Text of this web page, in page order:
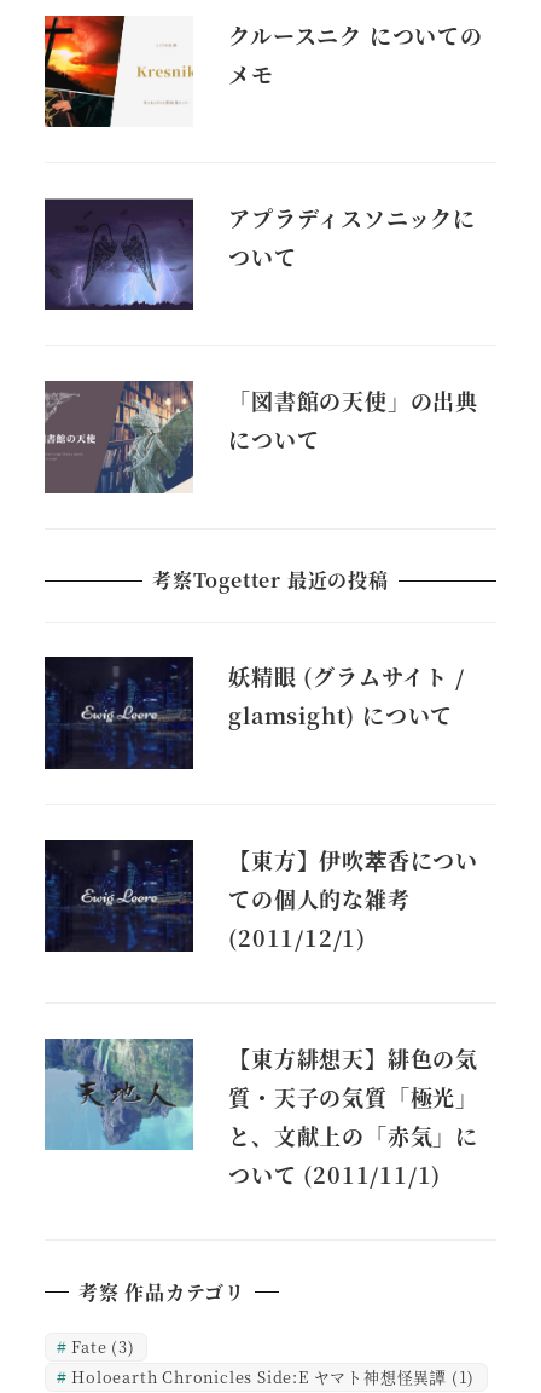
クルースニク についての
メモ
アプラディスソニックに
ついて
「図書館の天使」の出典
について
考察Togetter 最近の投稿
妖精眼 (グラムサイト /
glamsight) について
【東方】伊吹萃香につい
ての個人的な雑考
(2011/12/1)
【東方緋想天】緋色の気
質・天子の気質「極光」
と、文献上の「赤気」に
ついて (2011/11/1)
考察 作品カテゴリ
Fate (3)
Holoearth Chronicles Side:E ヤマト神想怪異譚 (1)